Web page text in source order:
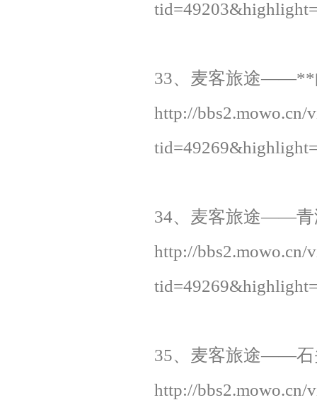
33、麦客旅途——**
http://bbs2.mowo.cn/
34、麦客旅途——青
http://bbs2.mowo.cn/
35、麦客旅途——石
http://bbs2.mowo.cn/